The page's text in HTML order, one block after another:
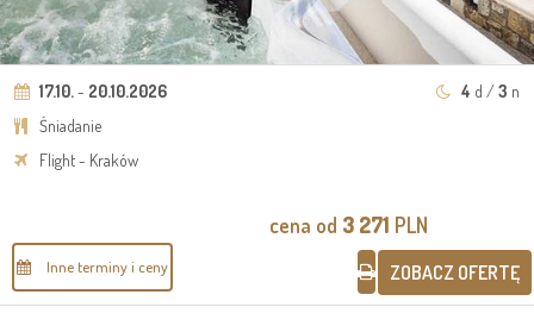
17.10.- 20.10.2026 4 d /3 n
Śniadanie
Flight - Kraków
Inne terminy i ceny
cena od 3 271 PLN
ZOBACZ OFERTĘ